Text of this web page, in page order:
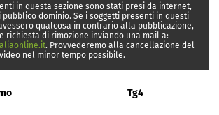
in questa sezione sono stati presi da internet,
dominio. Se i soggetti presenti in questi
qualcosa in contrario alla pubblicazione,
richiesta di rimozione inviando una mail a:
. Provvederemo alla cancellazione del
video nel minor tempo possibile.
Tg4